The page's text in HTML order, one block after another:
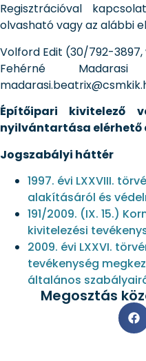
Regisztrációval
olvasható vagy az alábbi
Volford Edit (30/792-
Fehérné Madarasi
Építőipari kivitelező
nyilvántartása elérhető
Jogszabályi háttér
1997. évi LXXVIII.
alakításáról és
191/2009. (IX. 15.)
kivitelezési
2009. évi LXXVI.
tevékenység
általános
Megosztás